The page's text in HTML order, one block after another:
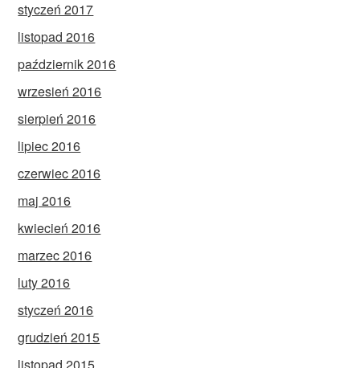
styczeń 2017
listopad 2016
październik 2016
wrzesień 2016
sierpień 2016
lipiec 2016
czerwiec 2016
maj 2016
kwiecień 2016
marzec 2016
luty 2016
styczeń 2016
grudzień 2015
listopad 2015